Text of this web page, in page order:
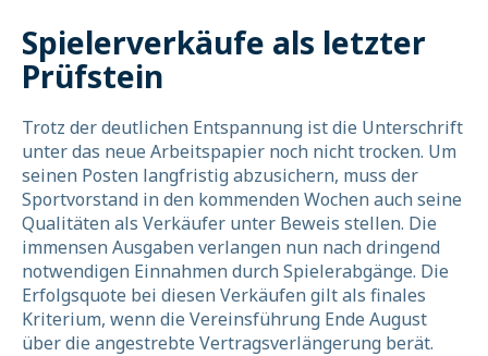
Spielerverkäufe als letzter
Prüfstein
Trotz der deutlichen Entspannung ist die Unterschrift
unter das neue Arbeitspapier noch nicht trocken. Um
seinen Posten langfristig abzusichern, muss der
Sportvorstand in den kommenden Wochen auch seine
Qualitäten als Verkäufer unter Beweis stellen. Die
immensen Ausgaben verlangen nun nach dringend
notwendigen Einnahmen durch Spielerabgänge. Die
Erfolgsquote bei diesen Verkäufen gilt als finales
Kriterium, wenn die Vereinsführung Ende August
über die angestrebte Vertragsverlängerung berät.